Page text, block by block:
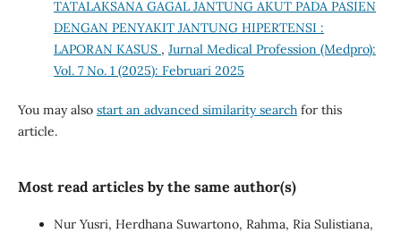
TATALAKSANA GAGAL JANTUNG AKUT PADA PASIEN
DENGAN PENYAKIT JANTUNG HIPERTENSI :
LAPORAN KASUS , Jurnal Medical Profession (Medpro):
Vol. 7 No. 1 (2025): Februari 2025
You may also start an advanced similarity searchfor this
article.
Most read articles by the same author(s)
Nur Yusri, Herdhana Suwartono, Rahma, Ria Sulistiana,